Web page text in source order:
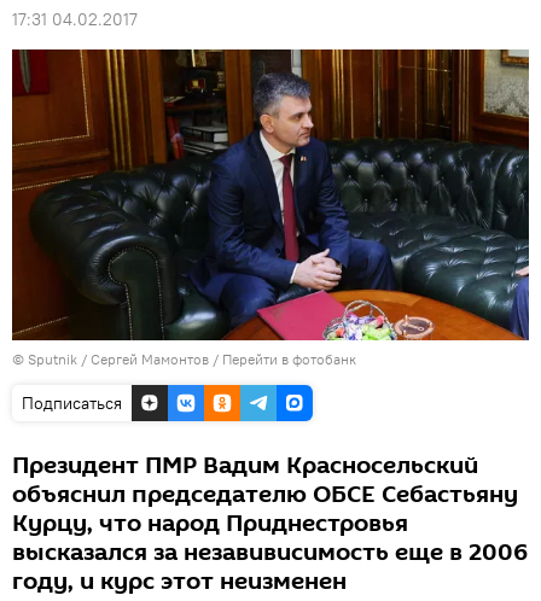
17:31 04.02.2017
© Sputnik / Сергей Мамонтов / Перейти в фотобанк
Подписаться
Президент ПМР Вадим Красносельский
объяснил председателю ОБСЕ Себастьяну
Курцу, что народ Приднестровья
высказался за незавивисимость еще в 2006
году, и курс этот неизменен